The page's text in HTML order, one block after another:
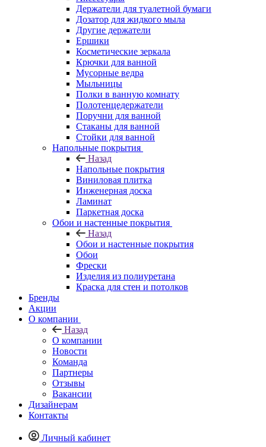
Держатели для туалетной бумаги
Дозатор для жидкого мыла
Другие держатели
Ершики
Косметические зеркала
Крючки для ванной
Мусорные ведра
Мыльницы
Полки в ванную комнату
Полотенцедержатели
Поручни для ванной
Стаканы для ванной
Стойки для ванной
Напольные покрытия
Назад
Напольные покрытия
Виниловая плитка
Инженерная доска
Ламинат
Паркетная доска
Обои и настенные покрытия
Назад
Обои и настенные покрытия
Обои
Фрески
Изделия из полиуретана
Краска для стен и потолков
Бренды
Акции
О компании
Назад
О компании
Новости
Команда
Партнеры
Отзывы
Вакансии
Дизайнерам
Контакты
Личный кабинет